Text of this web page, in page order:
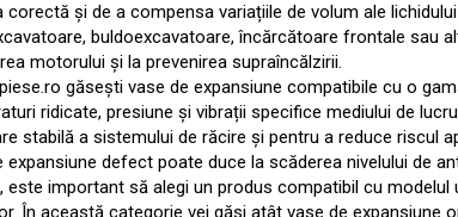
corectă și de a compensa variațiile de volum ale
buldoexcavatoare, încărcătoare frontale sau
motorului și la prevenirea supraîncălzirii.
găsești vase de expansiune compatibile cu o
ridicate, presiune și vibrații specifice mediului de
stabilă a sistemului de răcire și pentru a reduce riscul
expansiune defect poate duce la scăderea nivelului de
este important să alegi un produs compatibil cu
În această categorie vei găsi atât vase de expansiune